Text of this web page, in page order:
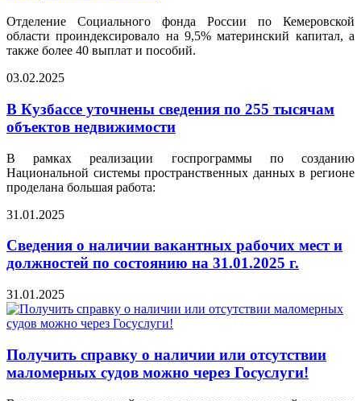
Отделение Социального фонда России по Кемеровской
области проиндексировало на 9,5% материнский капитал, а
также более 40 выплат и пособий.
03.02.2025
В Кузбассе уточнены сведения по 255 тысячам
объектов недвижимости
В рамках реализации госпрограммы по созданию
Национальной системы пространственных данных в регионе
проделана большая работа:
31.01.2025
Сведения о наличии вакантных рабочих мест и
должностей по состоянию на 31.01.2025 г.
31.01.2025
Получить справку о наличии или отсутствии
маломерных судов можно через Госуслуги!